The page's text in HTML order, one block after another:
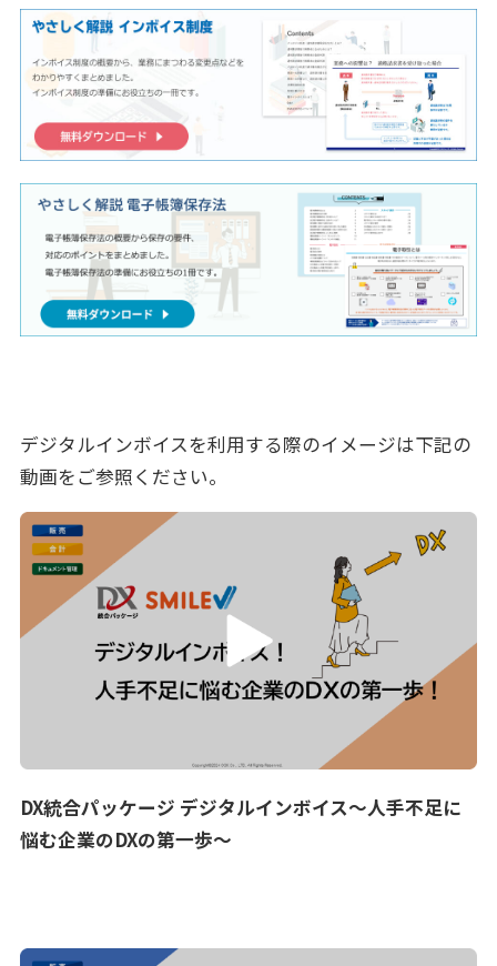
デジタルインボイスを利用する際のイメージは下記の
動画をご参照ください。
DX統合パッケージ デジタルインボイス～人手不足に
悩む企業のDXの第一歩～